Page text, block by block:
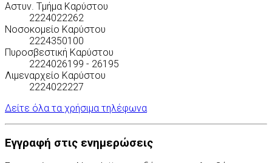
Αστυν. Τμήμα Καρύστου
2224022262
Νοσοκομείο Καρύστου
2224350100
Πυροσβεστική Καρύστου
2224026199 - 26195
Λιμεναρχείο Καρύστου
2224022227
Δείτε όλα τα χρήσιμα τηλέφωνα
Εγγραφή στις ενημερώσεις